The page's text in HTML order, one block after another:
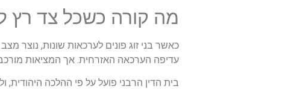
מה קורה כשכל צד רץ
כאשר בני זוג פונים לערכאות שונות, נוצר
עדיפה הערכאה האזרחית. אך המציאות
בית הדין הרבני פועל על פי ההלכה